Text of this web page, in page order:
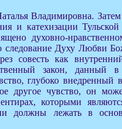
Владимировна.
и катехизации
духовно-
следование Духу Любви
совесть как
закон, данный в
глубоко внедренный
другое чувство, он
которыми
лежать в